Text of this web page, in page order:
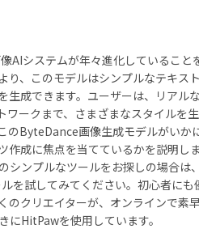
AIシステムが年々進化していること
り、このモデルはシンプルなテキス
生成できます。ユーザーは、リアル
ワークまで、さまざまなスタイルを生
のByteDance画像生成モデルがいか
作成に焦点を当てているかを説明し
シンプルなツールをお探しの場合は
を試してみてください。初心者にも
のクリエイターが、オンラインで素
にHitPawを使用しています。